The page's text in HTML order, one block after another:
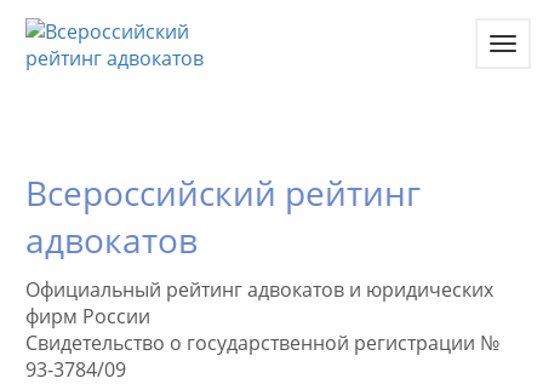
Всероссийский рейтинг
адвокатов
Официальный рейтинг адвокатов и юридических
фирм России
Свидетельство о государственной регистрации №
93-3784/09